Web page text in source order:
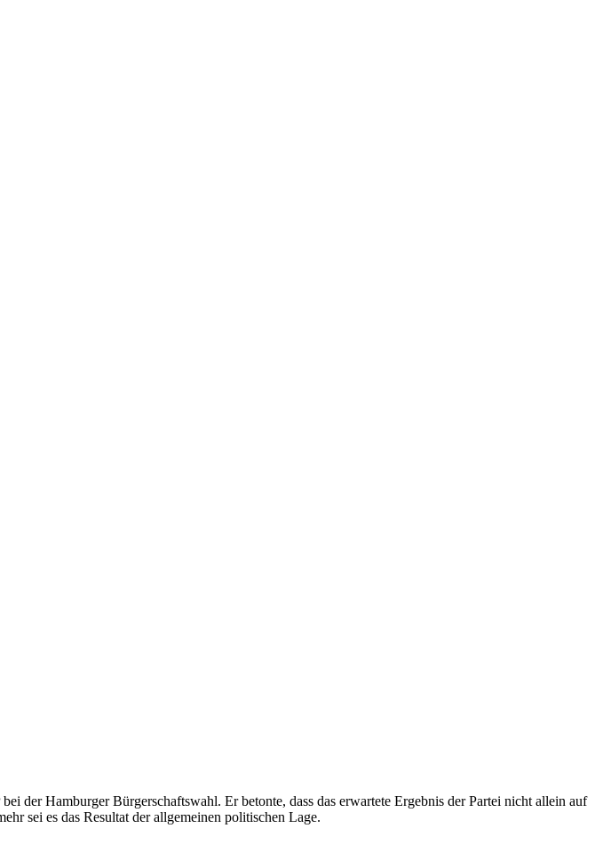
der Hamburger Bürgerschaftswahl. Er betonte, dass das erwartete Ergebnis der Partei nicht allein auf
sei es das Resultat der allgemeinen politischen Lage.